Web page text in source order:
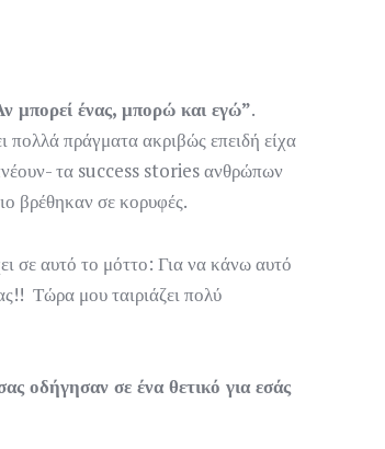
μπορεί ένας, μπορώ και εγώ”.
πολλά πράγματα ακριβώς επειδή είχα
τα success stories ανθρώπων
βρέθηκαν σε κορυφές.
σε αυτό το μόττο: Για να κάνω αυτό
Τώρα μου ταιριάζει πολύ
οδήγησαν σε ένα θετικό για εσάς